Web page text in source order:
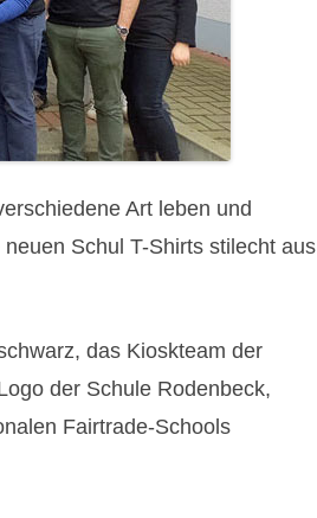
Art leben und
Schul T-Shirts stilecht aus
das Kioskteam der
der Schule Rodenbeck,
Fairtrade-Schools